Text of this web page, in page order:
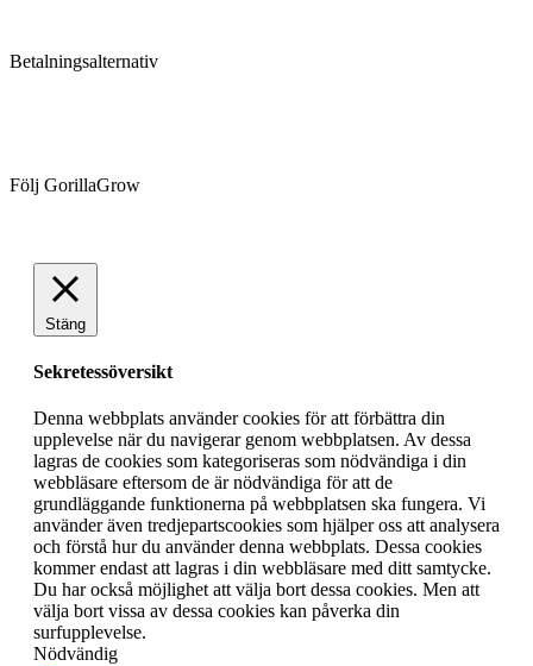
Betalningsalternativ
Följ GorillaGrow
Stäng
Sekretessöversikt
Denna webbplats använder cookies för att förbättra din
upplevelse när du navigerar genom webbplatsen. Av dessa
lagras de cookies som kategoriseras som nödvändiga i din
webbläsare eftersom de är nödvändiga för att de
grundläggande funktionerna på webbplatsen ska fungera. Vi
använder även tredjepartscookies som hjälper oss att analysera
och förstå hur du använder denna webbplats. Dessa cookies
kommer endast att lagras i din webbläsare med ditt samtycke.
Du har också möjlighet att välja bort dessa cookies. Men att
välja bort vissa av dessa cookies kan påverka din
surfupplevelse.
Nödvändig